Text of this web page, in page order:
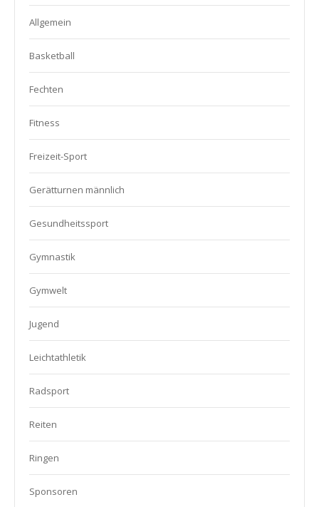
Allgemein
Basketball
Fechten
Fitness
Freizeit-Sport
Gerätturnen männlich
Gesundheitssport
Gymnastik
Gymwelt
Jugend
Leichtathletik
Radsport
Reiten
Ringen
Sponsoren